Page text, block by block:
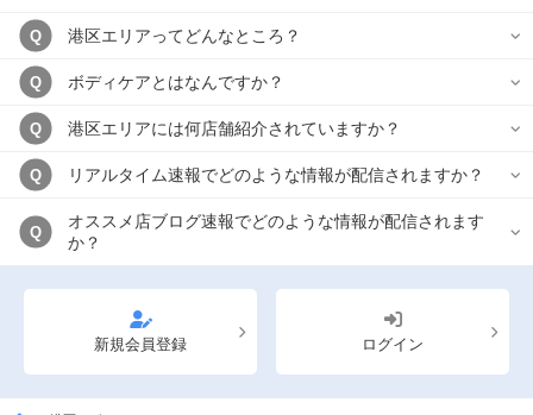
専用駐車場あり
日本人スタッフのみ
スタッフ指名可 Ｗセラピスト
駅から徒歩5分以内
こだわり条件を変更
閉じる
Q 港区エリアってどんなところ？
Q ボディケアとはなんですか？
Q 港区エリアには何店舗紹介されていますか？
Q リアルタイム速報でどのような情報が配信されますか？
Q
オススメ店ブログ速報でどのような情報が配信されます
か？
新規会員登録 ログイン